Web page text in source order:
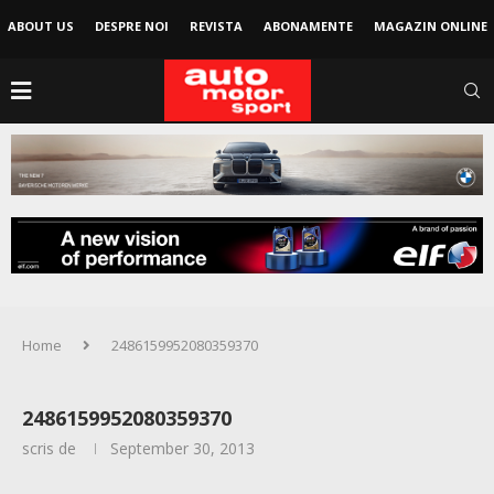
ABOUT US DESPRE NOI REVISTA ABONAMENTE MAGAZIN ONLINE
Home 2486159952080359370
2486159952080359370
scris de September 30, 2013